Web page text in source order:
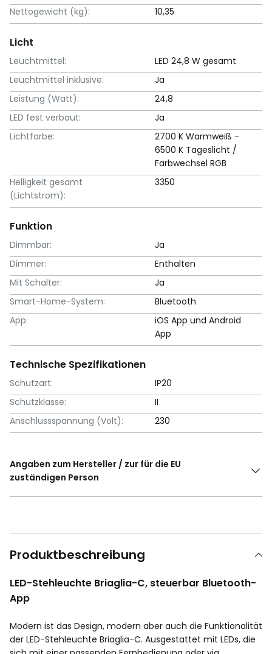
Nettogewicht (kg):
10,35
Licht
Leuchtmittel:
LED 24,8 W gesamt
Leuchtmittel inklusive:
Ja
Leistung (Watt):
24,8
LED fest verbaut:
Ja
Lichtfarbe:
2700 K Warmweiß -
6500 K Tageslicht /
Farbwechsel RGB
Helligkeit gesamt
(Lichtstrom):
3350
Funktion
Dimmbar:
Ja
Dimmer:
Enthalten
Mit Schalter:
Ja
Smart-Home-System:
Bluetooth
App:
iOS App und Android
App
Technische Spezifikationen
Schutzart:
IP20
Schutzklasse:
II
Anschlussspannung (Volt):
230
Angaben zum Hersteller / zur für die EU
zuständigen Person
Produktbeschreibung
LED-Stehleuchte Briaglia-C, steuerbar Bluetooth-
App
Modern ist das Design, modern aber auch die Funktionalität
der LED-Stehleuchte Briaglia-C. Ausgestattet mit LEDs, die